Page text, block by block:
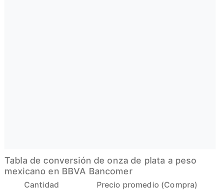
Tabla de conversión de onza de plata a peso
mexicano en BBVA Bancomer
Cantidad
Precio promedio (Compra)